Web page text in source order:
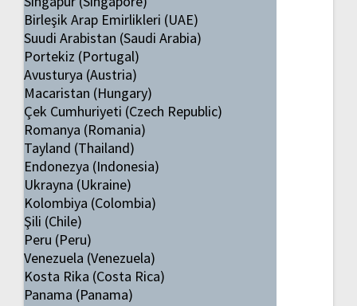
Birleşik Arap Emirlikleri (UAE)
Suudi Arabistan (Saudi Arabia)
Portekiz (Portugal)
Avusturya (Austria)
Macaristan (Hungary)
Çek Cumhuriyeti (Czech Republic)
Romanya (Romania)
Tayland (Thailand)
Endonezya (Indonesia)
Ukrayna (Ukraine)
Kolombiya (Colombia)
Şili (Chile)
Peru (Peru)
Venezuela (Venezuela)
Kosta Rika (Costa Rica)
Panama (Panama)